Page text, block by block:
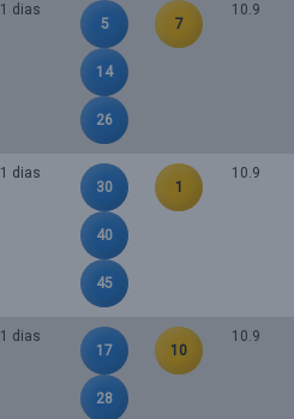
1 dias
5
14
26
7
10.9
1 dias
30
40
45
1
10.9
1 dias
17
28
10
10.9